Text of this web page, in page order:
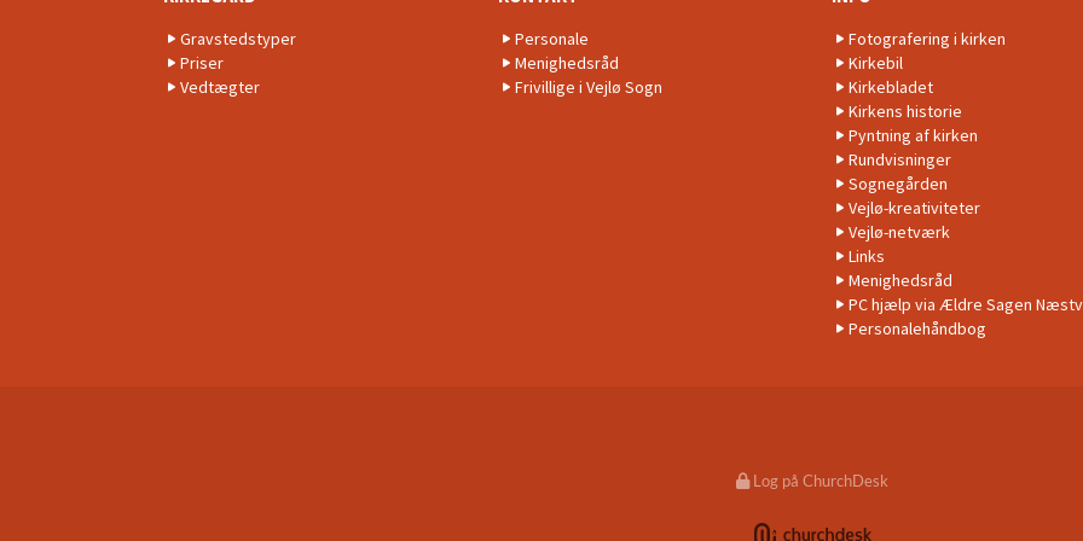
Gravstedstyper
Priser
Vedtægter
Personale
Menighedsråd
Frivillige i Vejlø Sogn
Fotografering i kirken
Kirkebil
Kirkebladet
Kirkens historie
Pyntning af kirken
Rundvisninger
Sognegården
Vejlø-kreativiteter
Vejlø-netværk
Links
Menighedsråd
PC hjælp via Ældre Sagen
Personalehåndbog
Log på ChurchDesk